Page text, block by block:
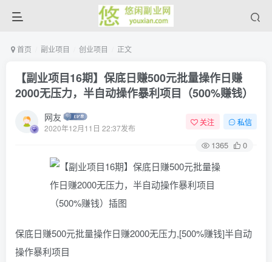
首页 副业项目 创业项目 正文
【副业项目16期】保底日赚500元批量操作日赚
2000无压力，半自动操作暴利项目（500%赚钱）
网友
2020年12月11日 22:37发布
关注 私信
1365 0
保底日赚500元批量操作日赚2000无压力,[500%赚钱]半自动
操作暴利项目